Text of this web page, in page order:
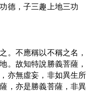
德，子三趣上地三功
。不應稱以不稱之名，
。故知特說勝義菩薩，
亦無虛妄，非如異生所
，亦是勝義菩薩，非異